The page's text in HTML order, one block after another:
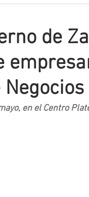
de
en el Centro